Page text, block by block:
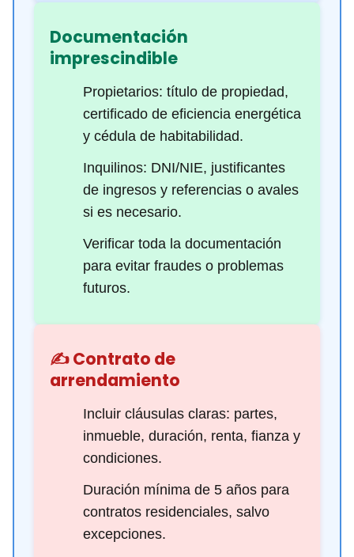
Documentación
imprescindible
Propietarios: título de propiedad,
certificado de eficiencia energética
y cédula de habitabilidad.
Inquilinos: DNI/NIE, justificantes
de ingresos y referencias o avales
si es necesario.
Verificar toda la documentación
para evitar fraudes o problemas
futuros.
✍️ Contrato de
arrendamiento
Incluir cláusulas claras: partes,
inmueble, duración, renta, fianza y
condiciones.
Duración mínima de 5 años para
contratos residenciales, salvo
excepciones.